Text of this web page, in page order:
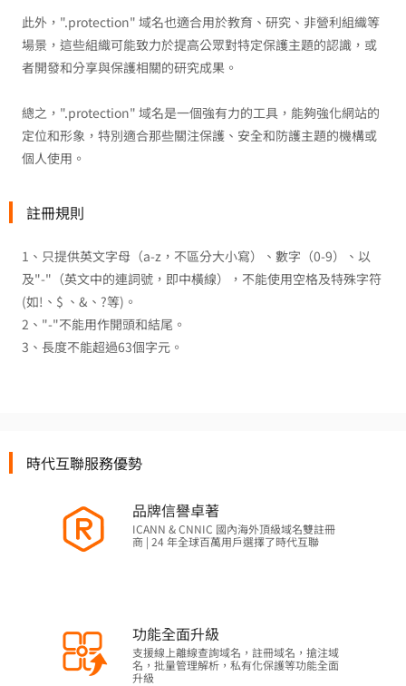
此外，".protection" 域名也適合用於教育、研究、非營利組織等
場景，這些組織可能致力於提高公眾對特定保護主題的認識，或
者開發和分享與保護相關的研究成果。
總之，".protection" 域名是一個強有力的工具，能夠強化網站的
定位和形象，特別適合那些關注保護、安全和防護主題的機構或
個人使用。
註冊規則
1、只提供英文字母（a-z，不區分大小寫）、數字（0-9）、以
及"-"（英文中的連詞號，即中橫線），不能使用空格及特殊字符
(如!、$ 、&、?等)。
2、"-"不能用作開頭和結尾。
3、長度不能超過63個字元。
時代互聯服務優勢
品牌信譽卓著
ICANN & CNNIC 國內海外頂級域名雙註冊
商 | 24 年全球百萬用戶選擇了時代互聯
功能全面升級
支援線上離線查詢域名，註冊域名，搶注域
名，批量管理解析，私有化保護等功能全面
升級